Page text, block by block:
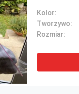
Kolor:
Tworzywo:
Rozmiar: